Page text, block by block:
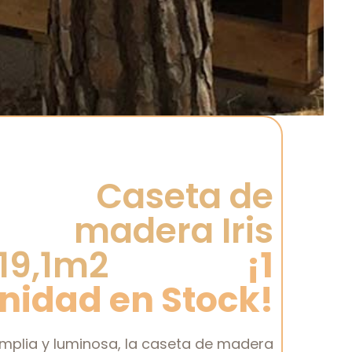
Caseta de
madera Iris
¡1
en Stock!
y luminosa, la caseta de madera